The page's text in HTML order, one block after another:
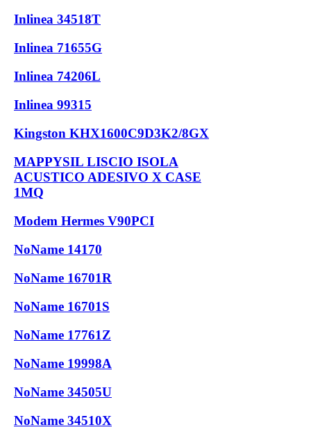
Inlinea 34518T
Inlinea 71655G
Inlinea 74206L
Inlinea 99315
Kingston KHX1600C9D3K2/8GX
MAPPYSIL LISCIO ISOLA
ACUSTICO ADESIVO X CASE
1MQ
Modem Hermes V90PCI
NoName 14170
NoName 16701R
NoName 16701S
NoName 17761Z
NoName 19998A
NoName 34505U
NoName 34510X